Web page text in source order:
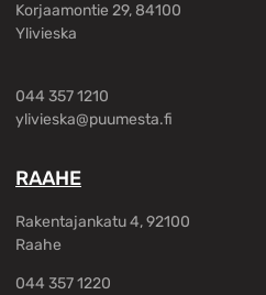
Korjaamontie 29, 84100
Ylivieska
044 357 1210
ylivieska@puumesta.fi
RAAHE
Rakentajankatu 4, 92100
Raahe
044 357 1220